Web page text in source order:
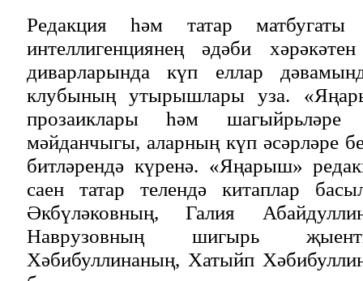
Редакция һәм татар
интеллигенциянең әдәби
диварларында күп еллар
клубының утырышлары уза.
прозаиклары һәм
мәйданчыгы, аларның күп әсәрләре
битләрендә күренә. «Яңарыш»
саен татар телендә китаплар
Әкбүләковның, Галия
Наврузовның шигырь
Хәбибуллинаның, Хатыйп